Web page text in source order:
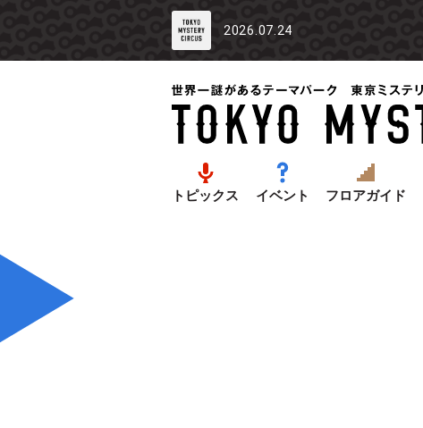
2026.07.24
トピックス イベント フロアガイド